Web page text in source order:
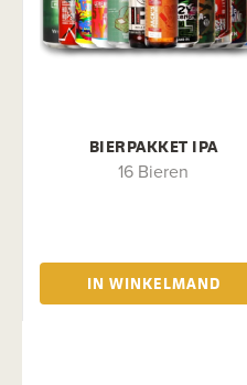
BIERPAKKET IPA
16 Bieren
IN WINKELMAND